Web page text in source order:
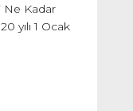
Ne Kadar
yılı 1 Ocak